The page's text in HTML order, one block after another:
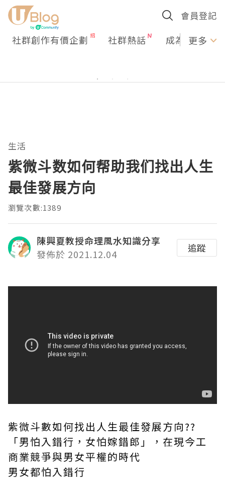
會員登記
社群創作有價企劃 社群熱話 成為U更多
生活
紫微斗数如何帮助我们找出人生
最佳發展方向
瀏覽次數:1389
陳興夏教授命理風水知識分享
發佈於 2021.12.04
追蹤
紫微斗數如何找出人生最佳發展方向??
「男怕入錯行，女怕嫁錯郎」，在現今工
商業競爭與男女平權的時代
男女都怕入錯行